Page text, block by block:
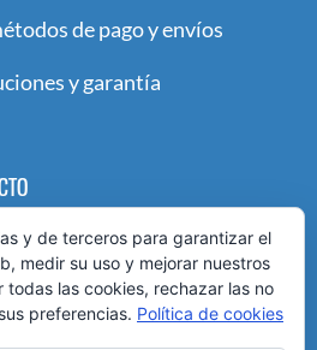
de pago y envíos
y garantía
89-91
y de terceros para garantizar el
medir su uso y mejorar nuestros
todas las cookies, rechazar las no
preferencias. Política de cookies